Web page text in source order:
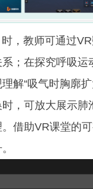
教师可通过VR
；在探究呼吸
解“吸气时胸廓
，可放大展示
借助VR课堂的